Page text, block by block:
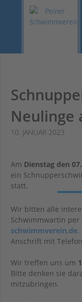
STARTSEITE›ARCHIV›
Neulinge
10. JANUAR 2023
Am Dienstag den
ein
statt.
Wir bitten alle
Schwimmwartin per
schwimmverein.de.
Anschrift mit
Wir treffen uns um
Bitte denken sie
mitzubringen.